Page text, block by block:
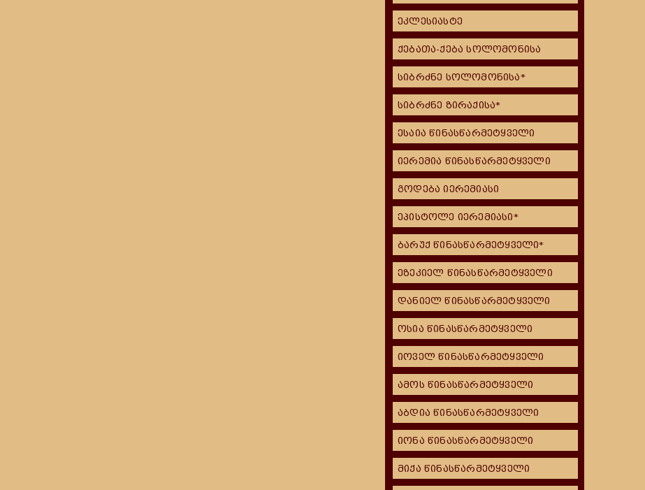
ეკლესიასტე
ქებათა-ქება სოლომონისა
სიბრძნე სოლომონისა*
სიბრძნე ზირაქისა*
ესაია წინასწარმეტყველი
იერემია წინასწარმეტყველი
გოდება იერემიასი
ეპისტოლე იერემიასი*
ბარუქ წინასწარმეტყველი*
ეზეკიელ წინასწარმეტყველი
დანიელ წინასწარმეტყველი
ოსია წინასწარმეტყველი
იოველ წინასწარმეტყველი
ამოს წინასწარმეტყველი
აბდია წინასწარმეტყველი
იონა წინასწარმეტყველი
მიქა წინასწარმეტყველი